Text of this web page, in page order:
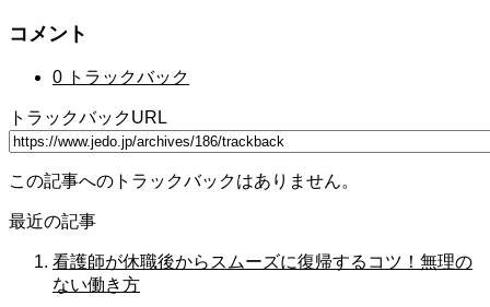
コメント
0 トラックバック
トラックバックURL
この記事へのトラックバックはありません。
最近の記事
看護師が休職後からスムーズに復帰するコツ！無理の
ない働き方